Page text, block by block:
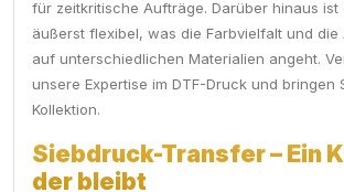
für zeitkritische Aufträge. Darüber hinaus ist
äußerst flexibel, was die Farbvielfalt und
auf unterschiedlichen Materialien angeht.
unsere Expertise im DTF-Druck und bringen
Kollektion.
Siebdruck-Transfer – Ein
der bleibt